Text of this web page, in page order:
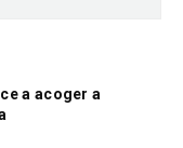
a acoger a